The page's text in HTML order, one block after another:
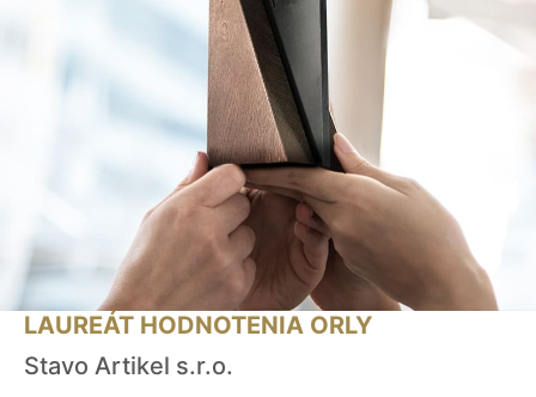
LAUREÁT HODNOTENIA ORLY
Stavo Artikel s.r.o.